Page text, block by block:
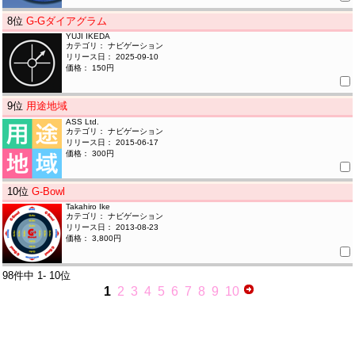
8位G-Gダイアグラム
YUJI IKEDA
カテゴリ： ナビゲーション
リリース日： 2025-09-10
価格： 150円
9位 用途地域
ASS Ltd.
カテゴリ： ナビゲーション
リリース日： 2015-06-17
価格： 300円
10位G-Bowl
Takahiro Ike
カテゴリ： ナビゲーション
リリース日： 2013-08-23
価格： 3,800円
98件中 1- 10位
1 2 3 4 5 6 7 8 9 10